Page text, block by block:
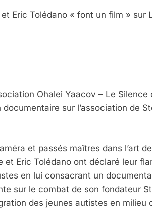
Eric Tolédano « font un film » sur
Ohalei Yaacov – Le
sur l’association de
et passés maîtres dans l’art
et Eric Tolédano ont déclaré leur
en lui consacrant un
sur le combat de son fondateur
des jeunes autistes en milieu